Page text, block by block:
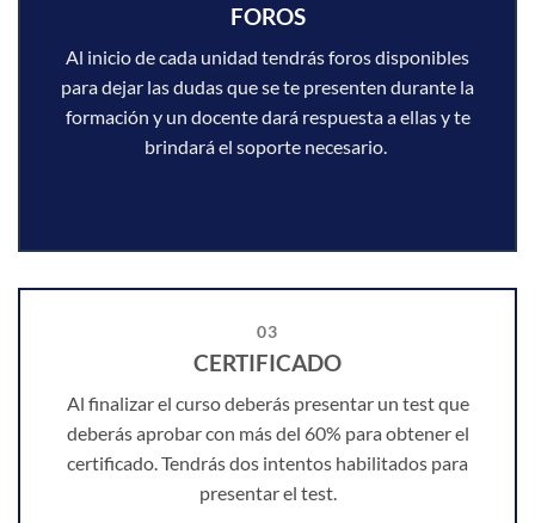
FOROS
Al inicio de cada unidad tendrás foros disponibles
para dejar las dudas que se te presenten durante la
formación y un docente dará respuesta a ellas y te
brindará el soporte necesario.
03
CERTIFICADO
Al finalizar el curso deberás presentar un test que
deberás aprobar con más del 60% para obtener el
certificado. Tendrás dos intentos habilitados para
presentar el test.